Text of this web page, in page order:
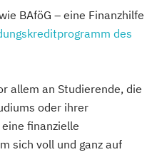
BAföG – eine Finanzhilfe
des
allem an Studierende, die
oder ihrer
finanzielle
sich voll und ganz auf